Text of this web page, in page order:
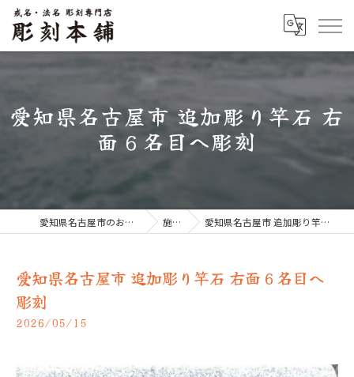
愛知県名古屋市 追加彫り竿石 右
面６名目へ彫刻
愛知県名古屋市のお墓なら彫刻本舗 施工例 愛知県名古屋市 追加彫り竿石 右面６名目へ彫刻
愛知県名古屋市 追加彫り竿石 右面６名目へ
彫刻
2026/05/15